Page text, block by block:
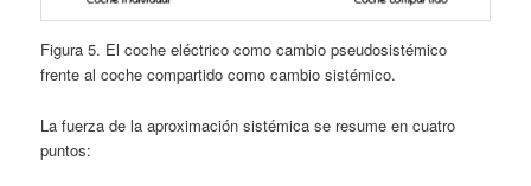
Figura 5. El coche eléctrico como cambio pseudosistémico
frente al coche compartido como cambio sistémico.
La fuerza de la aproximación sistémica se resume en cuatro
puntos: